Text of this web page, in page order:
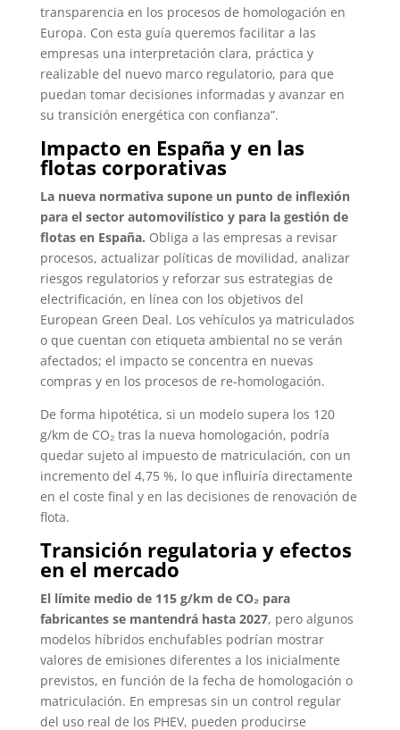
transparencia en los procesos de homologación en
Europa. Con esta guía queremos facilitar a las
empresas una interpretación clara, práctica y
realizable del nuevo marco regulatorio, para que
puedan tomar decisiones informadas y avanzar en
su transición energética con confianza”.
Impacto en España y en las
flotas corporativas
La nueva normativa supone un punto de inflexión
para el sector automovilístico y para la gestión de
flotas en España. Obliga a las empresas a revisar
procesos, actualizar políticas de movilidad, analizar
riesgos regulatorios y reforzar sus estrategias de
electrificación, en línea con los objetivos del
European Green Deal. Los vehículos ya matriculados
o que cuentan con etiqueta ambiental no se verán
afectados; el impacto se concentra en nuevas
compras y en los procesos de re-homologación.
De forma hipotética, si un modelo supera los 120
g/km de CO₂ tras la nueva homologación, podría
quedar sujeto al impuesto de matriculación, con un
incremento del 4,75 %, lo que influiría directamente
en el coste final y en las decisiones de renovación de
flota.
Transición regulatoria y efectos
en el mercado
El límite medio de 115 g/km de CO₂ para
fabricantes se mantendrá hasta 2027, pero algunos
modelos híbridos enchufables podrían mostrar
valores de emisiones diferentes a los inicialmente
previstos, en función de la fecha de homologación o
matriculación. En empresas sin un control regular
del uso real de los PHEV, pueden producirse